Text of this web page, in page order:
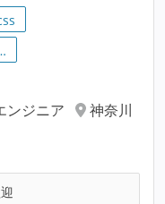
ンジニア
神奈川